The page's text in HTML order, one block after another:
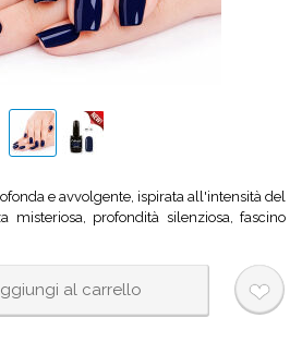
e avvolgente, ispirata all'intensità del
misteriosa, profondità silenziosa, fascino